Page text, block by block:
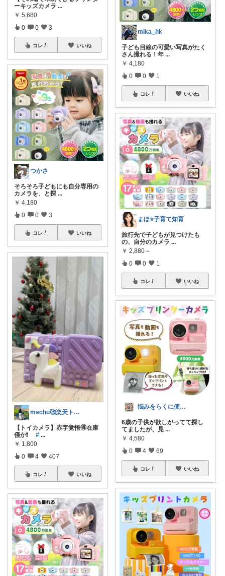
ーキッズカメラ ...
￥ 5,680
0 0 3
コレ いいね
つかさ
そろそろ子どもにも自分専用の
カメラを、と探 ...
￥ 4,180
0 0 3
コレ いいね
machu🥰楽天トラベル感謝✨
【トイカメラ】赤字覚悟🉐在庫
僅か❗️ # ...
￥ 1,800
0 4 407
コレ いいね
mika_hk
子ども目線の可愛い写真がたく
さん撮れる！年 ...
￥ 4,180
0 0 1
コレ いいね
まほ⭐️子育て知育
旅行先で子どもが見つけたも
の、自分のカメラ ...
￥ 2,880～
0 0 1
コレ いいね
悩みをらくに便利グッズROOM
6歳の子供が欲しがってて探し
てましたが、見 ...
￥ 4,580
0 4 69
コレ いいね